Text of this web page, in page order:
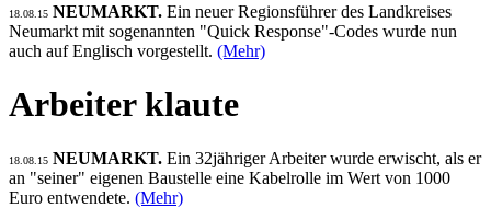
18.08.15 NEUMARKT. Ein neuer Regionsführer des Landkreises
Neumarkt mit sogenannten "Quick Response"-Codes wurde nun
auch auf Englisch vorgestellt. (Mehr)
Arbeiter klaute
18.08.15 NEUMARKT. Ein 32jähriger Arbeiter wurde erwischt, als er
an "seiner" eigenen Baustelle eine Kabelrolle im Wert von 1000
Euro entwendete. (Mehr)